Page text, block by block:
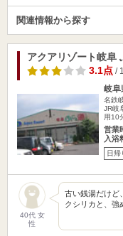
関連情報から探す
アクアリゾート岐阜
3.1点/
岐阜
名鉄
JR岐
用10
営業
入浴
日帰
40代 女
性
古い銭湯だけど
クシリカと、強